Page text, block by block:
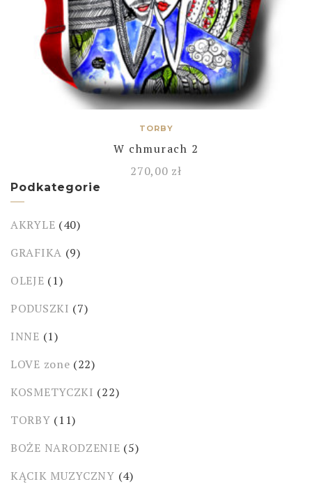
TORBY
W chmurach 2
270,00 zł
Podkategorie
AKRYLE (40)
GRAFIKA (9)
OLEJE (1)
PODUSZKI (7)
INNE (1)
LOVE zone (22)
KOSMETYCZKI (22)
TORBY (11)
BOŻE NARODZENIE (5)
KĄCIK MUZYCZNY (4)